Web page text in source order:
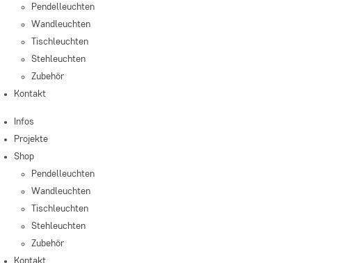
Pendelleuchten
Wandleuchten
Tischleuchten
Stehleuchten
Zubehör
Kontakt
Infos
Projekte
Shop
Pendelleuchten
Wandleuchten
Tischleuchten
Stehleuchten
Zubehör
Kontakt